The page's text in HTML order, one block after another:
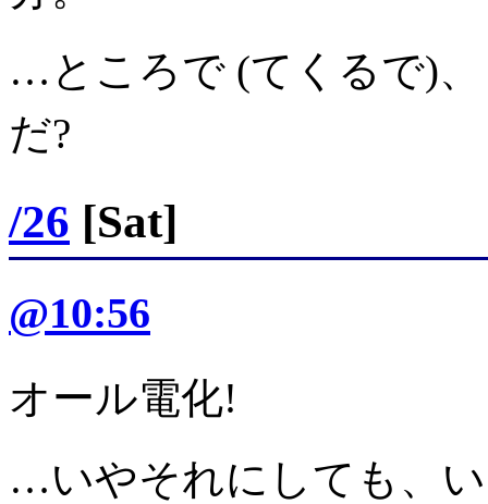
…ところで (てくるで)、
だ?
/26 [Sat]
@10:56
オール電化!
…いやそれにしても、